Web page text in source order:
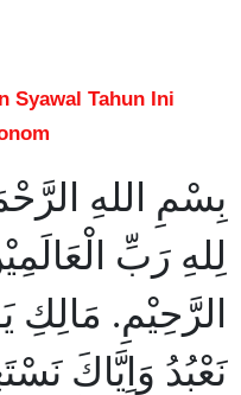
Syawal Tahun Ini
بِسْمِ اللهِ
لِلهِ رَبِّ
الرَّحِيْمِ. مَالِكِ
نَعْبُدُ وَاِيَّاكَ